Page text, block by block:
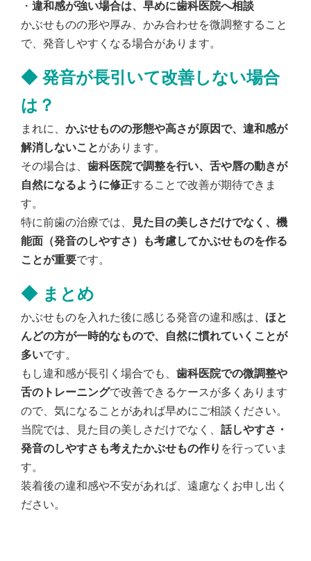
・ 違和感が強い場合は、早めに歯科医院へ相談
かぶせものの形や厚み、かみ合わせを微調整すること
で、発音しやすくなる場合があります。
◆発音が長引いて改善しない場合
は？
まれに、 かぶせものの形態や高さが原因で、違和感が
解消しないことがあります。
その場合は、 歯科医院で調整を行い、舌や唇の動きが
自然になるように修正することで改善が期待できま
す。
特に前歯の治療では、
見た目の美しさだけでなく、機
能面（発音のしやすさ）も考慮してかぶせものを作る
ことが重要です。
◆まとめ
かぶせものを入れた後に感じる発音の違和感は、 ほと
んどの方が一時的なもので、自然に慣れていくことが
多いです。
もし違和感が長引く場合でも、 歯科医院での微調整や
舌のトレーニングで改善できるケースが多くあります
ので、気になることがあれば早めにご相談ください。
当院では、見た目の美しさだけでなく、 話しやすさ・
発音のしやすさも考えたかぶせもの作り を行っていま
す。
装着後の違和感や不安があれば、遠慮なくお申し出く
ださい。